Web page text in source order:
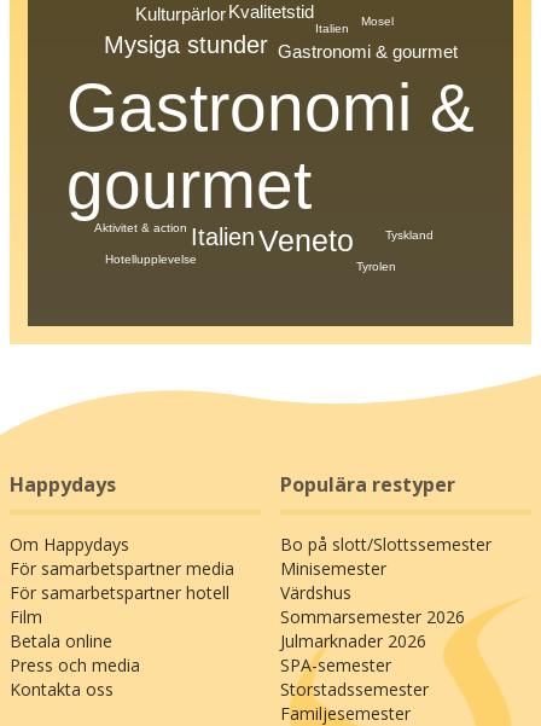
Gastronomi &
gourmet
Veneto
Italien
Mysiga stunder Gastronomi & gourmet
Kvalitetstid
Kulturpärlor
Aktivitet & action
Hotellupplevelse
Tyskland
Italien
Tyrolen
Mosel
Happydays
Om Happydays
För samarbetspartner media
För samarbetspartner hotell
Film
Betala online
Press och media
Kontakta oss
Populära restyper
Bo på slott/Slottssemester
Minisemester
Värdshus
Sommarsemester 2026
Julmarknader 2026
SPA-semester
Storstadssemester
Familjesemester